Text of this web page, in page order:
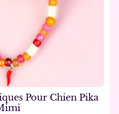
Pour Chien Pika